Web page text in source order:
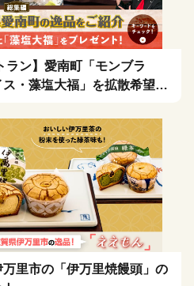
ラン】愛南町「モンブラ
・藻塩大福」を拡散希望！
万里市の「伊万里焼饅頭」の